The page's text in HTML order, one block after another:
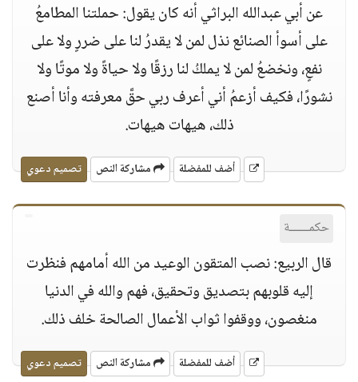
عن أبي عبدالله البراثي أنه كان يقول: حملتنا المطامعُ
على أسوأ الصنائع نذل لمن لا يقدرُ لنا على ضررٍ ولا على
نفعٍ، ونخضعُ لمن لا يملكُ لنا رزقًا ولا حياةً ولا موتًا ولا
نشورًا، فكيف أزعمُ أني أعرف ربي حقَّ معرفته وأنا أصنع
ذلك، هيهات هيهات.
أضف للمفضلة مشاركة النص تصميم دعوي
حكمــــــة
قال الربيع: نصب المتقون الوعيد من الله أمامهم فنظرت
إليه قلوبهم بتصديق وتحقيق، فهم والله في الدنيا
منغصون، ووقفوا ثواب الأعمال الصالحة خلف ذلك.
أضف للمفضلة مشاركة النص تصميم دعوي